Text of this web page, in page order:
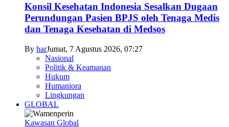
Konsil Kesehatan Indonesia Sesalkan Dugaan
Perundungan Pasien BPJS oleh Tenaga Medis
dan Tenaga Kesehatan di Medsos
By harJumat, 7 Agustus 2026, 07:27
Nasional
Politik & Keamanan
Hukum
Humaniora
Lingkungan
GLOBAL
Kawasan Global